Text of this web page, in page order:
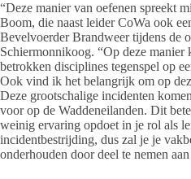
“Deze manier van oefenen spreekt
Boom, die naast leider CoWa ook
Bevelvoerder Brandweer tijdens de
Schiermonnikoog. “Op deze
betrokken disciplines tegenspel op
Ook vind ik het belangrijk om op
Deze grootschalige incidenten
voor op de Waddeneilanden. Dit
weinig ervaring opdoet in je rol als
incidentbestrijding, dus zal je je
onderhouden door deel te nemen